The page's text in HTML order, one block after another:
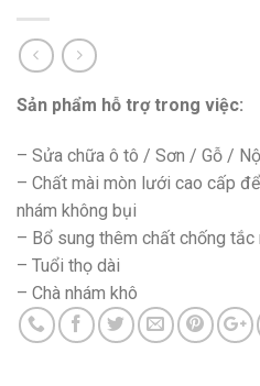
Sản phẩm hỗ trợ trong việc:
– Sửa chữa ô tô / Sơn / Gỗ /
– Chất mài mòn lưới cao cấp
nhám không bụi
– Bổ sung thêm chất chống tắc
– Tuổi thọ dài
– Chà nhám khô